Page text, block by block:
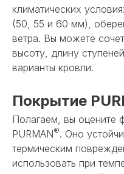
климатических
(50, 55 и 60 мм),
ветра. Вы можете
высоту, длину
варианты кровли.
Покрытие
Полагаем, вы оцените
PURMAN®. Оно
термическим
использовать при